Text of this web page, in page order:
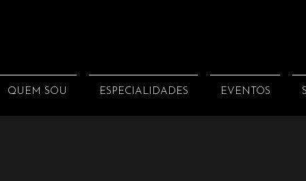
QUEM SOU ESPECIALIDADES EVENTOS